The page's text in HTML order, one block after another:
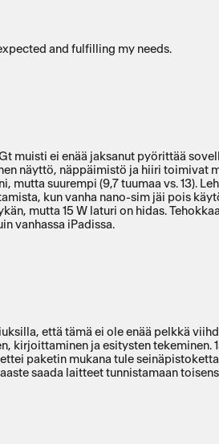
and fulfilling my needs.
muisti ei enää jaksanut pyörittää
näyttö, näppäimistö ja hiiri
Näyttö on samanlainen kuin
kun vanha nano-sim jäi pois
mutta 15 W laturi on hidas.
vanhassa iPadissa.
että tämä ei ole enää pelkkä
kirjoittaminen ja esitysten tekeminen.
paketin mukana tule